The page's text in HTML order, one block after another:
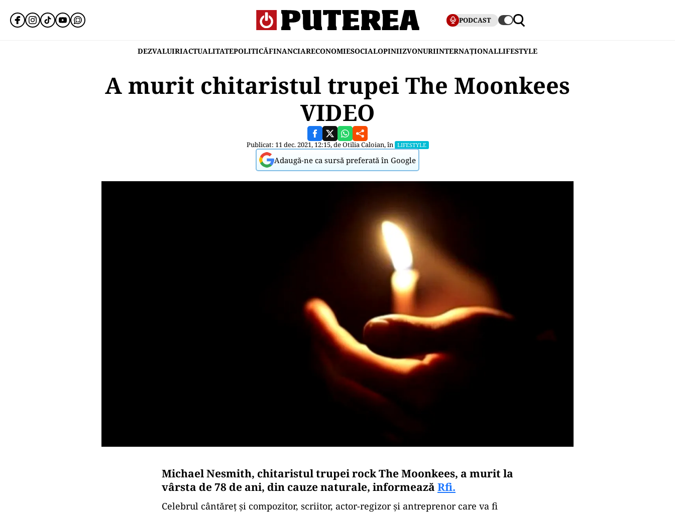
PODCAST
DEZVALUIRIACTUALITATEPOLITICĂFINANCIARECONOMIESOCIALOPINIIZVONURIINTERNAȚIONALLIFESTYLE
A murit chitaristul trupei The Moonkees
VIDEO
Publicat: 11 dec. 2021, 12:15, deOtilia Caloian, în LIFESTYLE
Adaugă-ne ca sursă preferată în Google
Michael Nesmith, chitaristul trupei rock The Moonkees, a murit la
vârsta de 78 de ani, din cauze naturale, informează Rfi.
Celebrul cântăreţ şi compozitor, scriitor, actor-regizor şi antreprenor care va fi